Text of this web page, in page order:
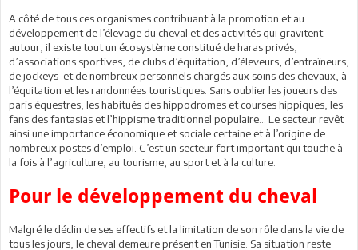
A côté de tous ces organismes contribuant à la promotion et au
développement de l’élevage du cheval et des activités qui gravitent
autour, il existe tout un écosystème constitué de haras privés,
d’associations sportives, de clubs d’équitation, d’éleveurs, d’entraîneurs,
de jockeys et de nombreux personnels chargés aux soins des chevaux, à
l’équitation et les randonnées touristiques. Sans oublier les joueurs des
paris équestres, les habitués des hippodromes et courses hippiques, les
fans des fantasias et l’hippisme traditionnel populaire… Le secteur revêt
ainsi une importance économique et sociale certaine et à l’origine de
nombreux postes d’emploi. C’est un secteur fort important qui touche à
la fois à l’agriculture, au tourisme, au sport et à la culture.
Pour le développement du cheval
Malgré le déclin de ses effectifs et la limitation de son rôle dans la vie de
tous les jours, le cheval demeure présent en Tunisie. Sa situation reste